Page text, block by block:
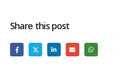
Share this post